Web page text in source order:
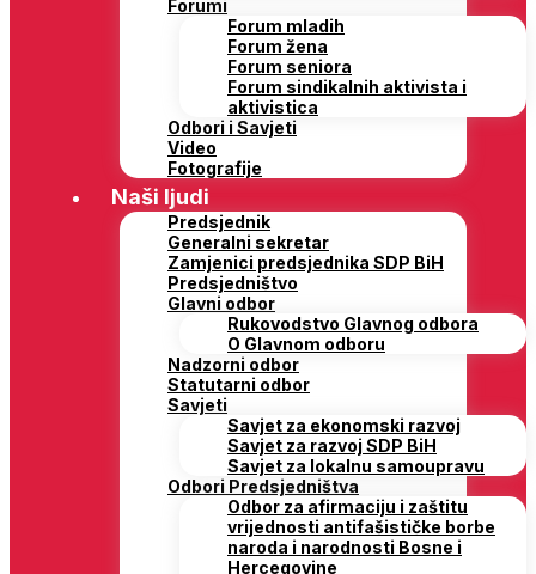
Forumi
Forum mladih
Forum žena
Forum seniora
Forum sindikalnih aktivista i
aktivistica
Odbori i Savjeti
Video
Fotografije
Naši ljudi
Predsjednik
Generalni sekretar
Zamjenici predsjednika SDP BiH
Predsjedništvo
Glavni odbor
Rukovodstvo Glavnog odbora
O Glavnom odboru
Nadzorni odbor
Statutarni odbor
Savjeti
Savjet za ekonomski razvoj
Savjet za razvoj SDP BiH
Savjet za lokalnu samoupravu
Odbori Predsjedništva
Odbor za afirmaciju i zaštitu
vrijednosti antifašističke borbe
naroda i narodnosti Bosne i
Hercegovine